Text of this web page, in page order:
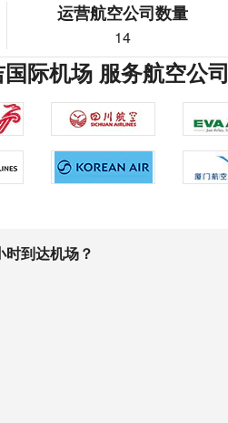
运营航空公司数量
14
际机场 服务航空公司
到达机场？